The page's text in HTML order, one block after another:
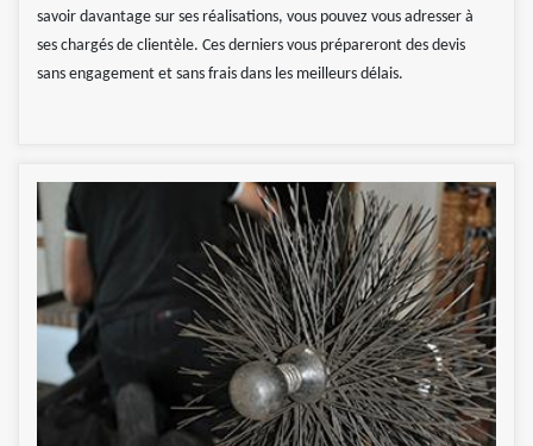
savoir davantage sur ses réalisations, vous pouvez vous adresser à
ses chargés de clientèle. Ces derniers vous prépareront des devis
sans engagement et sans frais dans les meilleurs délais.